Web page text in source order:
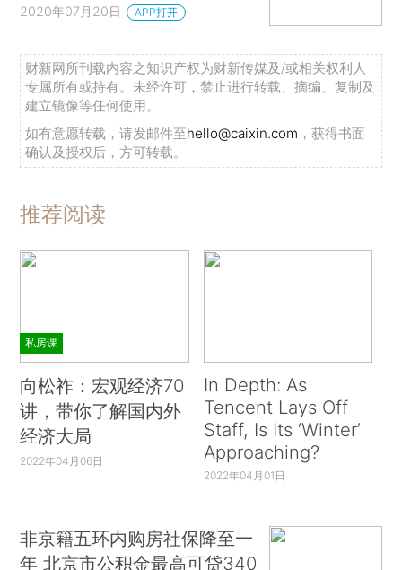
2020年07月20日 APP打开
财新网所刊载内容之知识产权为财新传媒及/或相关权利人
专属所有或持有。未经许可，禁止进行转载、摘编、复制及
建立镜像等任何使用。
如有意愿转载，请发邮件至hello@caixin.com ，获得书面
确认及授权后，方可转载。
推荐阅读
私房课
向松祚：宏观经济70
讲，带你了解国内外
经济大局
2022年04月06日
In Depth: As
Tencent Lays Off
Staff, Is Its ‘Winter’
Approaching?
2022年04月01日
非京籍五环内购房社保降至一
年 北京市公积金最高可贷340